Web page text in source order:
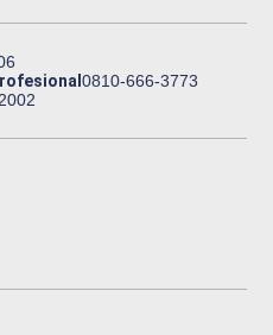
0810-666-3773